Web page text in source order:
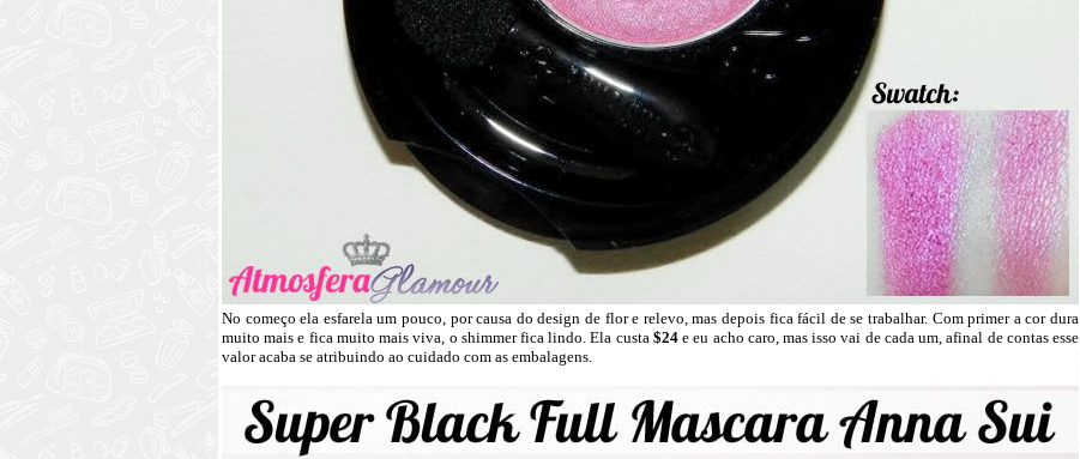
No começo ela esfarela um pouco, por causa do design de flor e relevo, mas depois fica fácil de se trabalhar. Com primer a cor dura
muito mais e fica muito mais viva, o shimmer fica lindo. Ela custa $24e eu acho caro, mas isso vai de cada um, afinal de contas esse
valor acaba se atribuindo ao cuidado com as embalagens.